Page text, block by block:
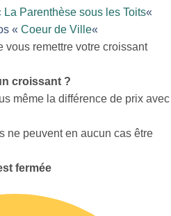
La Parenthèse sous les Toits«
« Coeur de Ville«
vous remettre votre croissant
croissant ?
même la différence de prix avec
ne peuvent en aucun cas être
fermée